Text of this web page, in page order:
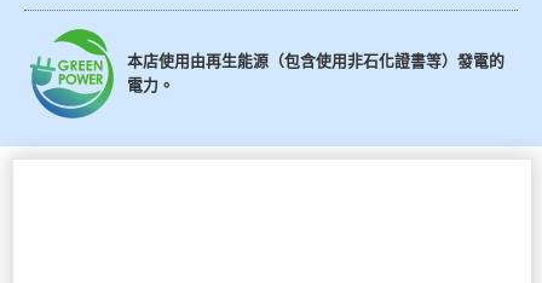
本店使用由再生能源（包含使用非石化證書等）發電的
電力。